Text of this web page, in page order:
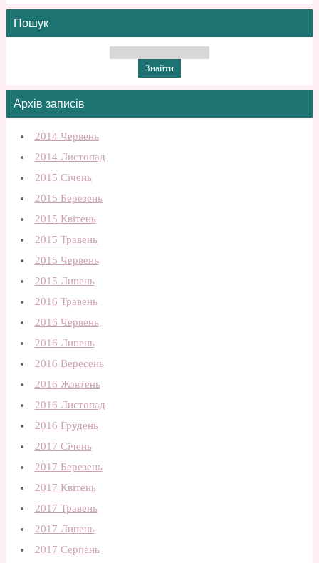
Пошук
Архів записів
2014 Червень
2014 Листопад
2015 Січень
2015 Березень
2015 Квітень
2015 Травень
2015 Червень
2015 Липень
2016 Травень
2016 Червень
2016 Липень
2016 Вересень
2016 Жовтень
2016 Листопад
2016 Грудень
2017 Січень
2017 Березень
2017 Квітень
2017 Травень
2017 Липень
2017 Серпень